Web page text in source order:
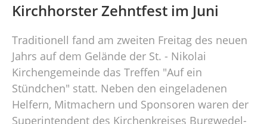
Kirchhorster Zehntfest im Juni
Traditionell fand am zweiten Freitag des neuen
Jahrs auf dem Gelände der St. - Nikolai
Kirchengemeinde das Treffen "Auf ein
Stündchen" statt. Neben den eingeladenen
Helfern, Mitmachern und Sponsoren waren der
Superintendent des Kirchenkreises Burgwedel-